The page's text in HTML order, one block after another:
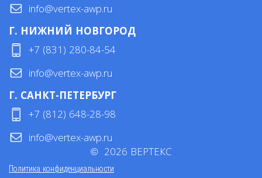
info@vertex-awp.ru
Г. НИЖНИЙ НОВГОРОД
+7 (831) 280-84-54
info@vertex-awp.ru
Г. САНКТ-ПЕТЕРБУРГ
+7 (812) 648-28-98
info@vertex-awp.ru
Политика конфиденциальности
© 2026 ВЕРТЕКС